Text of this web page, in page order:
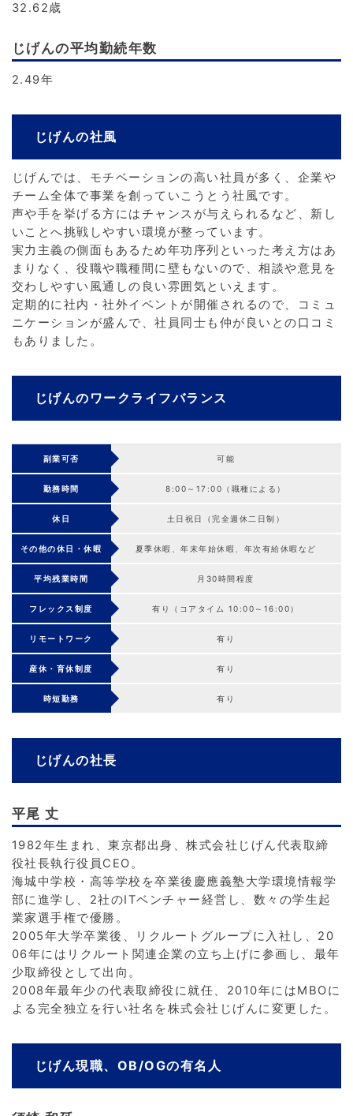
32.62歳
じげんの平均勤続年数
2.49年
じげんの社風
じげんでは、モチベーションの高い社員が多く、企業や
チーム全体で事業を創っていこうとう社風です。
声や手を挙げる方にはチャンスが与えられるなど、新し
いことへ挑戦しやすい環境が整っています。
実力主義の側面もあるため年功序列といった考え方はあ
まりなく、役職や職種間に壁もないので、相談や意見を
交わしやすい風通しの良い雰囲気といえます。
定期的に社内・社外イベントが開催されるので、コミュ
ニケーションが盛んで、社員同士も仲が良いとの口コミ
もありました。
じげんのワークライフバランス
副業可否 可能
勤務時間 8:00～17:00（職種による）
休日 土日祝日（完全週休二日制）
その他の休日・休暇 夏季休暇、年末年始休暇、年次有給休暇など
平均残業時間 月30時間程度
フレックス制度 有り（コアタイム 10:00～16:00）
リモートワーク 有り
産休・育休制度 有り
時短勤務 有り
じげんの社長
平尾 丈
1982年生まれ、東京都出身、株式会社じげん代表取締
役社長執行役員CEO。
海城中学校・高等学校を卒業後慶應義塾大学環境情報学
部に進学し、2社のITベンチャー経営し、数々の学生起
業家選手権で優勝。
2005年大学卒業後、リクルートグループに入社し、20
06年にはリクルート関連企業の立ち上げに参画し、最年
少取締役として出向。
2008年最年少の代表取締役に就任、2010年にはMBOに
よる完全独立を行い社名を株式会社じげんに変更した。
じげん現職、OB/OGの有名人